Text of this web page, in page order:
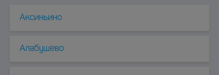
Аксиньино
Алабушево